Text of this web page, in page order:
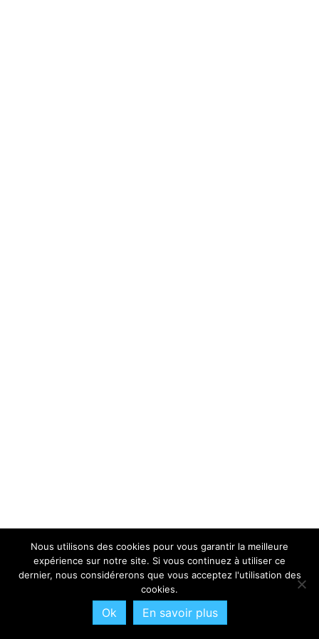
Nous utilisons des cookies pour vous garantir la meilleure
expérience sur notre site. Si vous continuez à utiliser ce
dernier, nous considérerons que vous acceptez l'utilisation des
cookies.
Ok En savoir plus